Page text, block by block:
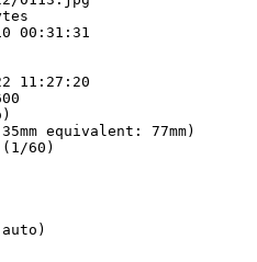
00:31:31
11:27:20
equivalent: 77mm)
60)